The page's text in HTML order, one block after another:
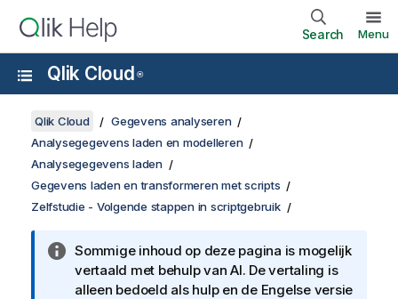
Search Menu
Qlik Cloud ®
Qlik Cloud
Gegevens analyseren
Analysegegevens laden en modelleren
Analysegegevens laden
Gegevens laden en transformeren met scripts
Zelfstudie - Volgende stappen in scriptgebruik
Sommige inhoud op deze pagina is mogelijk
vertaald met behulp van AI. De vertaling is
alleen bedoeld als hulp en de Engelse versie